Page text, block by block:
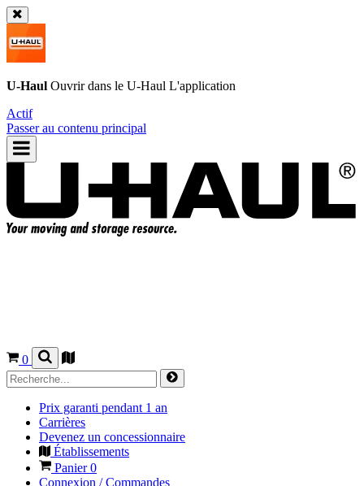
U-Haul Ouvrir dans le U-Haul L'application
Actif
Passer au contenu principal
0
Prix garanti pendant 1 an
Carrières
Devenez un concessionnaire
Établissements
Panier0
Connexion / Commandes